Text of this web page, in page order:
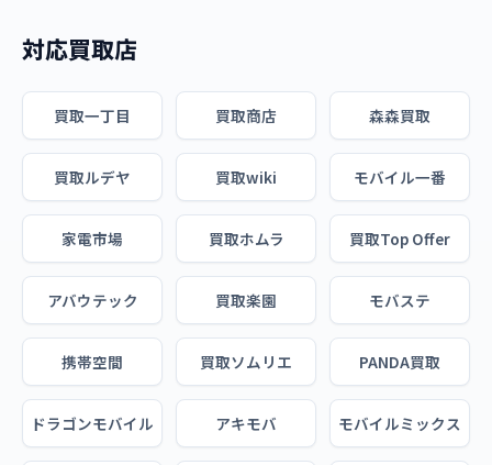
対応買取店
買取一丁目 買取商店 森森買取
買取ルデヤ 買取wiki モバイル一番
家電市場 買取ホムラ 買取Top Offer
アバウテック 買取楽園 モバステ
携帯空間 買取ソムリエ PANDA買取
ドラゴンモバイル アキモバ モバイルミックス